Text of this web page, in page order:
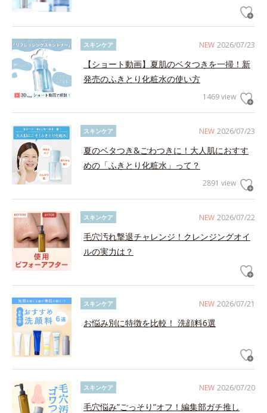
NEW 2026/07/23
スキンケア
【ショート動画】夏肌のベタつきを一掃！新
発売のふきとり化粧水の使い方
1469 view
NEW 2026/07/23
スキンケア
夏のベタつき&ごわつきに！大人肌におすす
めの「ふきとり化粧水」って？
2891 view
NEW 2026/07/22
スキンケア
毛穴汚れ撃退チャレンジ！クレンジングオイ
ルの実力は？
NEW 2026/07/21
スキンケア
お悩み別に特徴を比較！ 洗顔料6選
NEW 2026/07/20
スキンケア
毛穴悩み”ごっそり”オフ！編集部ガチ推し